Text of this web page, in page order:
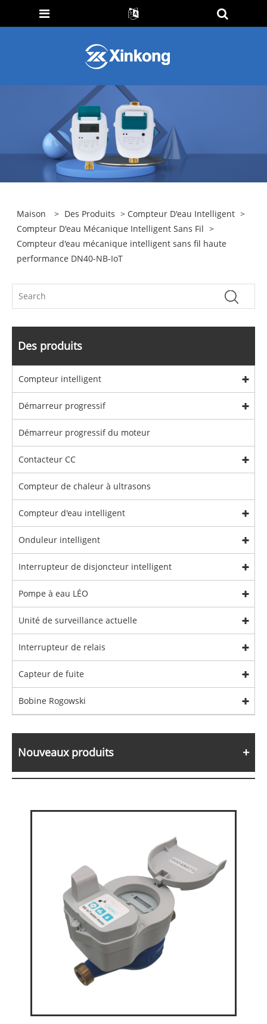
Maison > Des Produits > Compteur D'eau Intelligent >
Compteur D'eau Mécanique Intelligent Sans Fil >
Compteur d'eau mécanique intelligent sans fil haute
performance DN40-NB-IoT
Des produits
Compteur intelligent
Démarreur progressif
Démarreur progressif du moteur
Contacteur CC
Compteur de chaleur à ultrasons
Compteur d'eau intelligent
Onduleur intelligent
Interrupteur de disjoncteur intelligent
Pompe à eau LÉO
Unité de surveillance actuelle
Interrupteur de relais
Capteur de fuite
Bobine Rogowski
Nouveaux produits